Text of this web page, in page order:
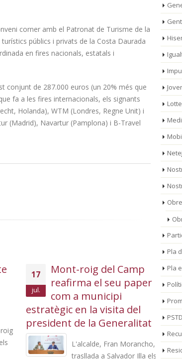
corner amb el Patronat de Turisme de la
públics i privats de la Costa Daurada
en fires nacionals, estatals i
conjunt de 287.000 euros (un 20% més que
fa a les fires internacionals, els signants
Holanda), WTM (Londres, Regne Unit) i
(Madrid), Navartur (Pamplona) i B-Travel
Mont-roig del Camp
reafirma el seu paper
com a municipi
estratègic en la visita del
president de la Generalitat
L'alcalde, Fran Morancho,
trasllada a Salvador Illa els
15
de
Lotte
Pla
Pla
PSTD